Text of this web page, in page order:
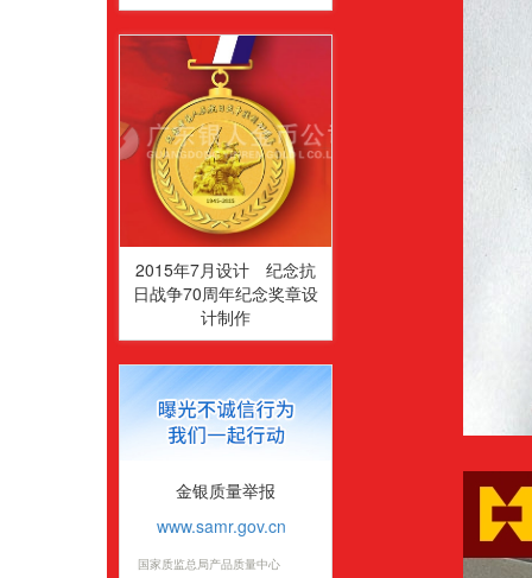
2015年7月设计 纪念抗
日战争70周年纪念奖章设
计制作
金银质量举报
www.samr.gov.cn
国家质监总局产品质量中心